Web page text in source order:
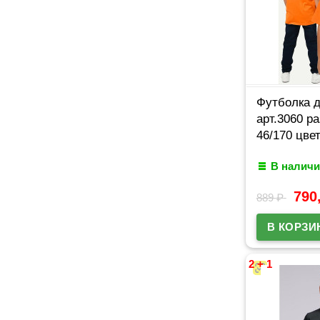
Футболка
арт.3060
46/170
В
889₽
2 + 1